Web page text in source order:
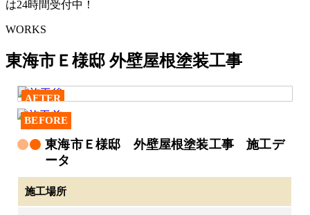
は24時間受付中！
WORKS
東海市Ｅ様邸 外壁屋根塗装工事
AFTER
BEFORE
東海市Ｅ様邸 外壁屋根塗装工事 施工デ
ータ
施工場所